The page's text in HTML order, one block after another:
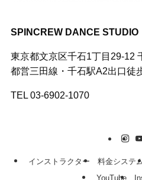
SPINCREW DANCE
東京都文京区千石1丁目29-12
都営三田線・千石駅A2出口徒
TEL 03-6902-1070
インストラクター 料金システ
YouTube